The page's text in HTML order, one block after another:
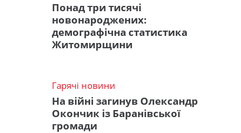
Понад три тисячі
новонароджених:
демографічна статистика
Житомирщини
Гарячі новини
На війні загинув Олександр
Окончик із Баранівської
громади